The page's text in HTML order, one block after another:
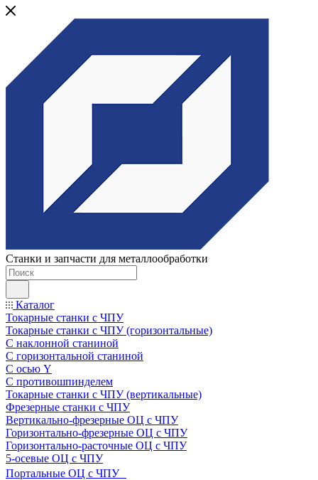
Станки и запчасти для металлообработки
Каталог
Токарные станки с ЧПУ
Токарные станки с ЧПУ (горизонтальные)
С наклонной станиной
С горизонтальной станиной
С осью Y
С противошпинделем
Токарные станки с ЧПУ (вертикальные)
Фрезерные станки с ЧПУ
Вертикально-фрезерные ОЦ с ЧПУ
Горизонтально-фрезерные ОЦ с ЧПУ
Горизонтально-расточные ОЦ с ЧПУ
5-осевые ОЦ с ЧПУ
Портальные ОЦ с ЧПУ